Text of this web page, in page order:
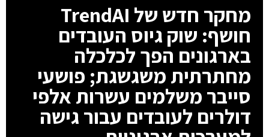
מחקר חדש של TrendAI
חושף: שוק גיוס העובדים
בארגונים הפך לכלכלה
מחתרתית משגשגת; פושעי
סייבר משלמים עשרות אלפי
דולרים לעובדים עבור גישה